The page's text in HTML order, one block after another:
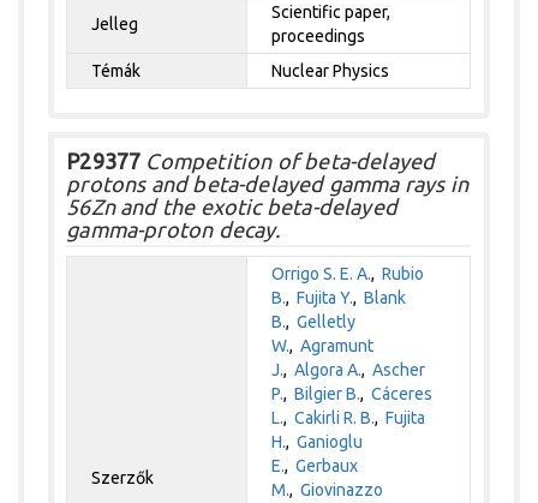
Jelleg
Scientific paper,
proceedings
Témák
Nuclear Physics
P29377 Competition of beta-delayed
protons and beta-delayed gamma rays in
56Zn and the exotic beta-delayed
gamma-proton decay.
Szerzők
Orrigo S. E. A.,Rubio
B.,Fujita Y.,Blank
B.,Gelletly
W.,Agramunt
J.,Algora A.,Ascher
P.,Bilgier B.,Cáceres
L.,Cakirli R. B.,Fujita
H.,Ganioglu
E.,Gerbaux
M.,Giovinazzo